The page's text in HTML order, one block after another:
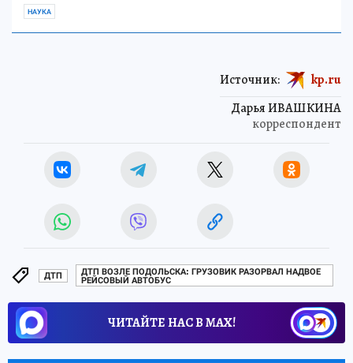
НАУКА
Дарья ИВАШКИНА
корреспондент
Источник: kp.ru
ДТП
ДТП ВОЗЛЕ ПОДОЛЬСКА: ГРУЗОВИК РАЗОРВАЛ НАДВОЕ
РЕЙСОВЫЙ АВТОБУС
ЧИТАЙТЕ НАС В МАХ!